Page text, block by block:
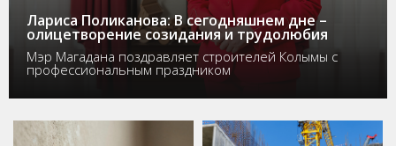
Лариса Поликанова: В сегодняшнем дне –
олицетворение созидания и трудолюбия
Мэр Магадана поздравляет строителей Колымы с
профессиональным праздником